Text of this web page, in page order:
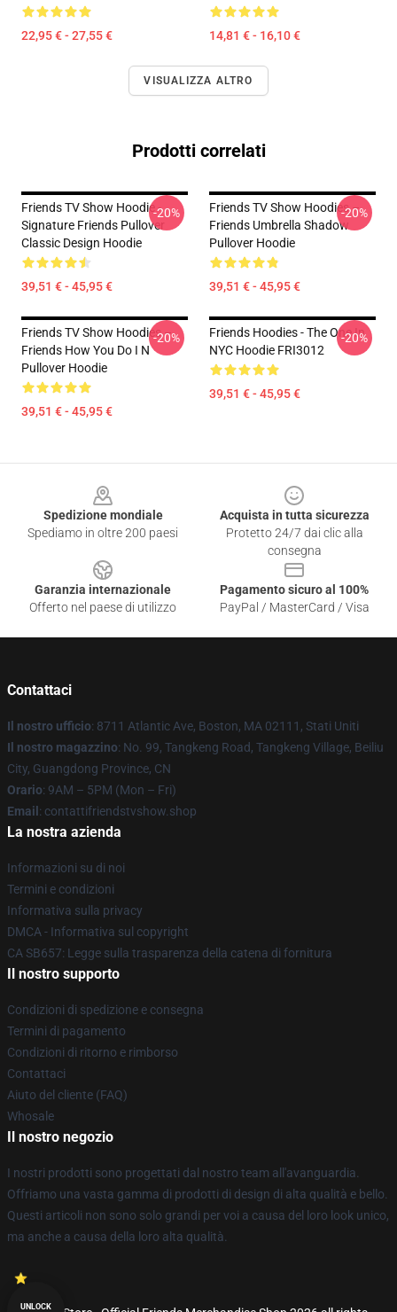
22,95 € - 27,55 € 14,81 € - 16,10 €
VISUALIZZA ALTRO
Prodotti correlati
Friends TV Show Hoodie -
Signature Friends Pullover
Classic Design Hoodie
39,51 € - 45,95 €
-20%
Friends TV Show Hoodies –
Friends Umbrella Shadow
Pullover Hoodie
39,51 € - 45,95 €
-20%
Friends TV Show Hoodies –
Friends How You Do I N
Pullover Hoodie
39,51 € - 45,95 €
-20%
Friends Hoodies - The One In
NYC Hoodie FRI3012
39,51 € - 45,95 €
-20%
Spedizione mondiale
Spediamo in oltre 200 paesi
Acquista in tutta sicurezza
Protetto 24/7 dai clic alla
consegna
Garanzia internazionale
Offerto nel paese di utilizzo
Pagamento sicuro al 100%
PayPal / MasterCard / Visa
Contattaci
Il nostro ufficio: 8711 Atlantic Ave, Boston, MA 02111, Stati Uniti
Il nostro magazzino: No. 99, Tangkeng Road, Tangkeng Village, Beiliu
City, Guangdong Province, CN
Orario: 9AM – 5PM (Mon – Fri)
Email : contattifriendstvshow.shop
La nostra azienda
Informazioni su di noi
Termini e condizioni
Informativa sulla privacy
DMCA - Informativa sul copyright
CA SB657: Legge sulla trasparenza della catena di fornitura
Il nostro supporto
Condizioni di spedizione e consegna
Termini di pagamento
Condizioni di ritorno e rimborso
Contattaci
Aiuto del cliente (FAQ)
Whosale
Il nostro negozio
I nostri prodotti sono progettati dal nostro team all'avanguardia.
Offriamo una vasta gamma di prodotti di design di alta qualità e bello.
Questi articoli non sono solo grandi per voi a causa del loro look unico,
ma anche a causa della loro alta qualità.
UNLOCK